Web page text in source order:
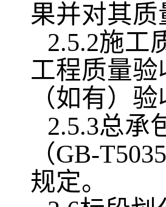
果并对其
2.5.2施工
工程质量
（如有）验
2.5.3总承
（GB-
规定。